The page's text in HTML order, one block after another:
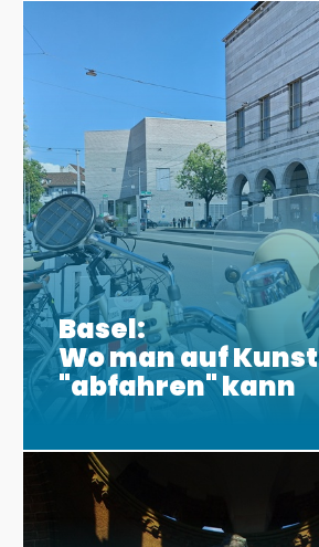
Basel:
Wo man auf Kunst
"abfahren" kann